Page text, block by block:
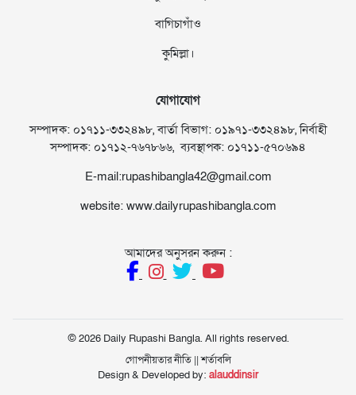
বাগিচাগাঁও
কুমিল্লা।
যোগাযোগ
সম্পাদক: ০১৭১১-৩৩২৪৯৮, বার্তা বিভাগ: ০১৯৭১-৩৩২৪৯৮, নির্বাহী
সম্পাদক: ০১৭১২-৭৬৭৮৬৬, ব্যবস্থাপক: ০১৭১১-৫৭০৬৯৪
E-mail:rupashibangla42@gmail.com
website: www.dailyrupashibangla.com
আমাদের অনুসরন করুন :
© 2026 Daily Rupashi Bangla. All rights reserved.
গোপনীয়তার নীতি||শর্তাবলি
Design & Developed by: alauddinsir